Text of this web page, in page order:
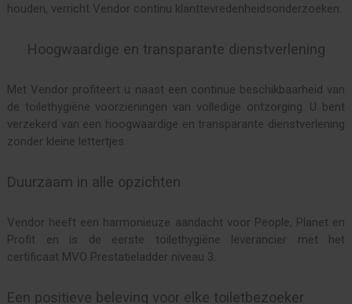
houden, verricht Vendor continu klanttevredenheidsonderzoeken.
Hoogwaardige en transparante dienstverlening
Met Vendor profiteert u naast een continue beschikbaarheid van
de toilethygiëne voorzieningen van volledige ontzorging. U bent
verzekerd van een hoogwaardige en transparante dienstverlening
zonder kleine lettertjes.
Duurzaam in alle opzichten
Vendor heeft een harmonieuze aandacht voor People, Planet en
Profit en is de eerste toilethygiëne leverancier met het
certificaat MVO Prestatieladder niveau 3.
Een positieve beleving voor elke toiletbezoeker